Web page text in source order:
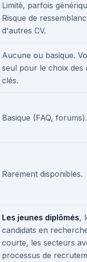
Limité, parfois
Risque de
d'autres CV.
Aucune ou basique.
seul pour le choix des
clés.
Basique (FAQ, forums).
Rarement disponibles.
Les jeunes diplômés,
candidats en
courte, les secteurs
processus de